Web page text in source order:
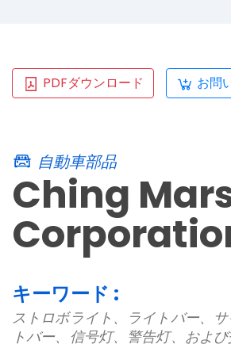
PDFダウンロード お問
自動車部品
Ching
キーワード :
ストロボライト、ライトバー、
トバー、信号灯、警告灯、およ